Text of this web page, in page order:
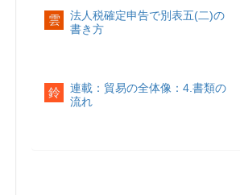
雲
法人税確定申告で別表五(二)の
書き方
鈴
連載：貿易の全体像：4.書類の
流れ